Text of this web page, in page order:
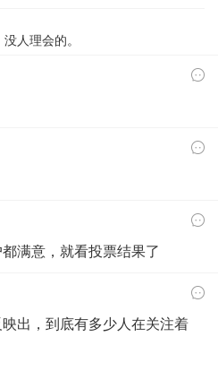
人理会的。
满意，就看投票结果了
出，到底有多少人在关注着